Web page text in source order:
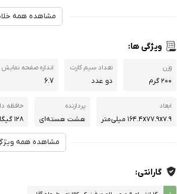
نمایش می‌دهد. پردازنده هشت هست‌ای عملکرد مناسبی
مشاهده همه
ویژگی ها:
وزن
۲۰۰ گرم
تعداد سیم کارت
دو عدد
اندازه صفحه نمایش
6.7
ابعاد
۱۶۴.۴x۷۷.۹x۷.۹ میلی‌متر
پردازنده‌
هشت هسته‌ای
حافظه
۱۲۸ گیگابایت
رزولوشن دوربین اصلی رزولوشن
مشاهده همه
گارانتی: